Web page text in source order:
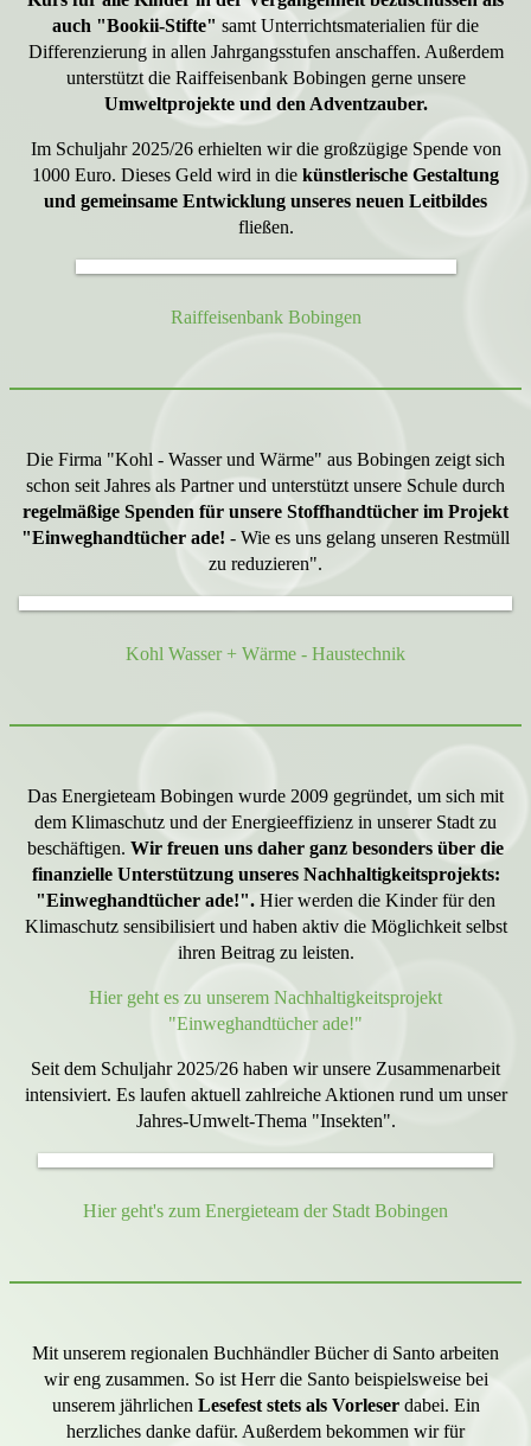
auch "Bookii-Stifte" samt Unterrichtsmaterialien für die
Differenzierung in allen Jahrgangsstufen anschaffen. Außerdem
unterstützt die Raiffeisenbank Bobingen gerne unsere
Umweltprojekte und den Adventzauber.
Im Schuljahr 2025/26 erhielten wir die großzügige Spende von
1000 Euro. Dieses Geld wird in die künstlerische Gestaltung
und gemeinsame Entwicklung unseres neuen Leitbildes
fließen.
Raiffeisenbank Bobingen
Die Firma "Kohl - Wasser und Wärme" aus Bobingen zeigt sich
schon seit Jahres als Partner und unterstützt unsere Schule durch
regelmäßige Spenden für unsere Stoffhandtücher im Projekt
"Einweghandtücher ade! - Wie es uns gelang unseren Restmüll
zu reduzieren".
Kohl Wasser + Wärme - Haustechnik
Das Energieteam Bobingen wurde 2009 gegründet, um sich mit
dem Klimaschutz und der Energieeffizienz in unserer Stadt zu
beschäftigen. Wir freuen uns daher ganz besonders über die
finanzielle Unterstützung unseres Nachhaltigkeitsprojekts:
"Einweghandtücher ade!". Hier werden die Kinder für den
Klimaschutz sensibilisiert und haben aktiv die Möglichkeit selbst
ihren Beitrag zu leisten.
Hier geht es zu unserem Nachhaltigkeitsprojekt
"Einweghandtücher ade!"
Seit dem Schuljahr 2025/26 haben wir unsere Zusammenarbeit
intensiviert. Es laufen aktuell zahlreiche Aktionen rund um unser
Jahres-Umwelt-Thema "Insekten".
Hier geht's zum Energieteam der Stadt Bobingen
Mit unserem regionalen Buchhändler Bücher di Santo arbeiten
wir eng zusammen. So ist Herr die Santo beispielsweise bei
unserem jährlichen Lesefest stets als Vorleserdabei. Ein
herzliches danke dafür. Außerdem bekommen wir für